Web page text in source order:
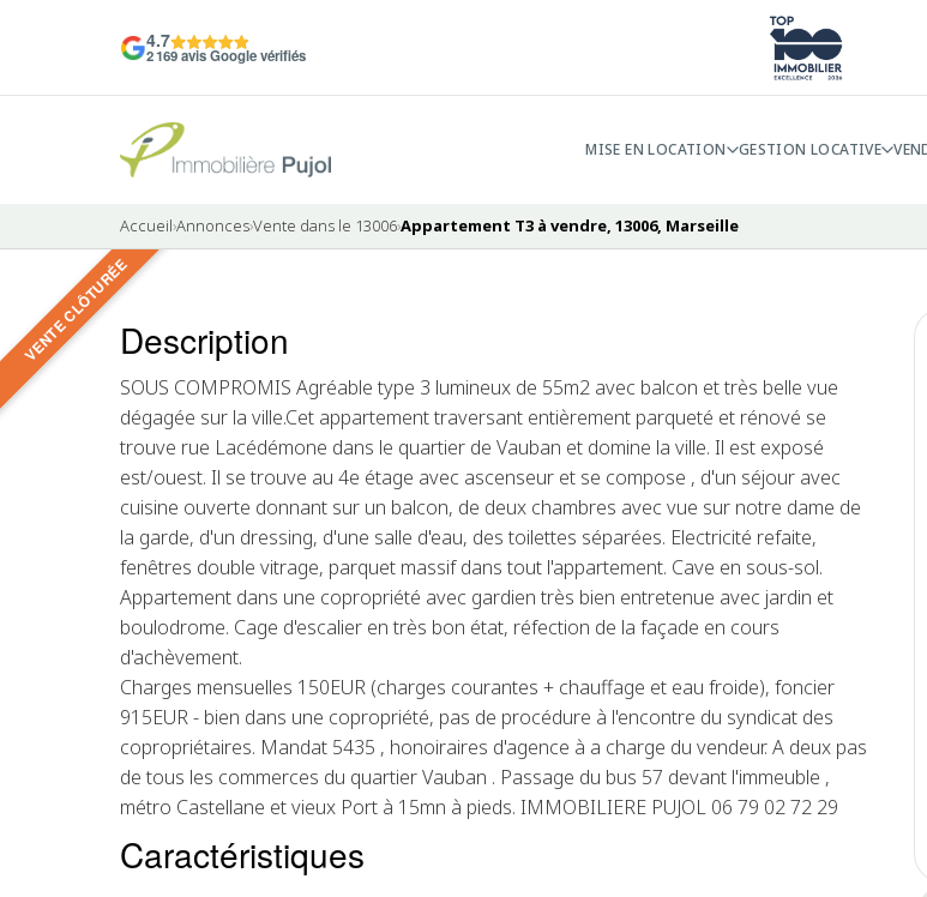
4.7
2 169 avis Google vérifiés
MISE EN LOCATION GESTION LOCATIVE
Accueil›Annonces›Vente dans le 13006›Appartement T3 à vendre, 13006, Marseille
VENTE CLÔTURÉE VENDU
Description
SOUS COMPROMIS Agréable type 3 lumineux de 55m2 avec balcon et très belle vue
dégagée sur la ville.Cet appartement traversant entièrement parqueté et rénové se
trouve rue Lacédémone dans le quartier de Vauban et domine la ville. Il est exposé
est/ouest. Il se trouve au 4e étage avec ascenseur et se compose , d'un séjour avec
cuisine ouverte donnant sur un balcon, de deux chambres avec vue sur notre dame de
la garde, d'un dressing, d'une salle d'eau, des toilettes séparées. Electricité refaite,
fenêtres double vitrage, parquet massif dans tout l'appartement. Cave en sous-sol.
Appartement dans une copropriété avec gardien très bien entretenue avec jardin et
boulodrome. Cage d'escalier en très bon état, réfection de la façade en cours
d'achèvement.
Charges mensuelles 150EUR (charges courantes + chauffage et eau froide), foncier
915EUR - bien dans une copropriété, pas de procédure à l'encontre du syndicat des
copropriétaires. Mandat 5435 , honoiraires d'agence à a charge du vendeur. A deux pas
de tous les commerces du quartier Vauban . Passage du bus 57 devant l'immeuble ,
métro Castellane et vieux Port à 15mn à pieds. IMMOBILIERE PUJOL 06 79 02 72 29
Caractéristiques